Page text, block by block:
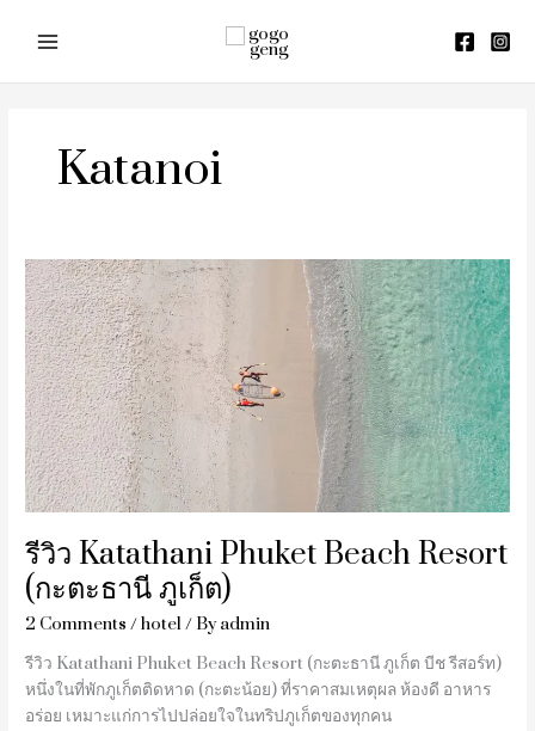
Katanoi
รีวิว Katathani Phuket Beach Resort
(กะตะธานี ภูเก็ต)
2 Comments /hotel/ Byadmin
รีวิว Katathani Phuket Beach Resort (กะตะธานี ภูเก็ต บีช รีสอร์ท)
หนึ่งในที่พักภูเก็ตติดหาด (กะตะน้อย) ที่ราคาสมเหตุผล ห้องดี อาหาร
อร่อย เหมาะแก่การไปปล่อยใจในทริปภูเก็ตของทุกคน
รีวิว
Katathani
Phuket
Beach
Resort
(กะ
ตะ
ธานี
ภูเก็ต)